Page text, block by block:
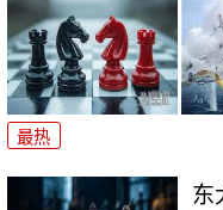
最热
东